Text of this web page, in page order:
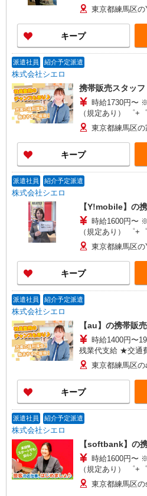
+゜ 入社祝い金10万円支
頂くと, インセンティブ
い・週払い可能（
+゜・。○。・゜+゜
東京都練馬区
キープ
派遣社員 紹介予定派遣
株式会社シエロ
携帯販売スタッフ
時給1730円〜
（規定あり） ゜+゜・。○。・゜+゜・。○。・゜
+゜ 入社祝い金10万円支給
頂くと, インセンティブ
い・週払い可能（
+゜・。○。・゜+゜
東京都練馬区
キープ
派遣社員 紹介予定派遣
株式会社シエロ
【Y!mobile】の
時給1600円〜
（規定あり） ゜+゜・。○。・゜+゜・。○。・゜
+゜ 入社祝い金10万円支
頂くと, インセンティブ
い・週払い可能（
+゜・。○。・゜+゜
東京都練馬区
キープ
派遣社員 紹介予定派遣
株式会社シエロ
【au】の携帯販
時給1400円〜
残業代支給 ★交通費
+゜・。○。・゜+
万円支給(規定有) お友達を紹介頂くと, インセンテ
ィブ支給(規定有) ★月2回払い・週払い可能（規程
有）★ ゜・。○。・
東京都練馬区
キープ
派遣社員 紹介予定派遣
株式会社シエロ
【softbank】の
時給1600円〜
（規定あり） ゜+゜・。○。・゜+゜・。○。・゜
+゜ 入社祝い金10万円支
頂くと, インセンティブ
東京都練馬区